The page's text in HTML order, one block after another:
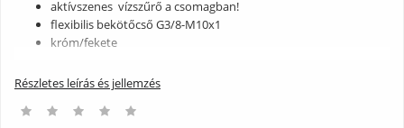
aktívszenes vízszűrő a csomagban!
flexibilis bekötőcső G3/8-M10x1
króm/fekete
Részletes leírás és jellemzés